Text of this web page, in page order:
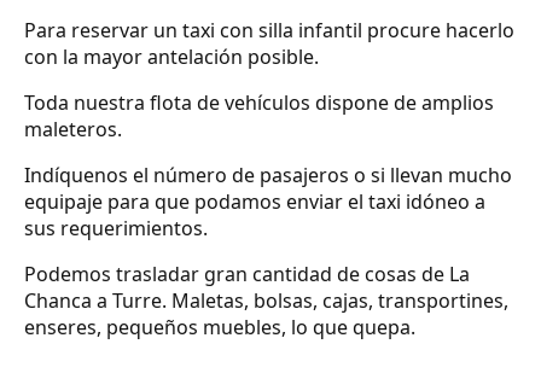
Para reservar un taxi con silla infantil procure hacerlo
con la mayor antelación posible.
Toda nuestra flota de vehículos dispone de amplios
maleteros.
Indíquenos el número de pasajeros o si llevan mucho
equipaje para que podamos enviar el taxi idóneo a
sus requerimientos.
Podemos trasladar gran cantidad de cosas de La
Chanca a Turre. Maletas, bolsas, cajas, transportines,
enseres, pequeños muebles, lo que quepa.